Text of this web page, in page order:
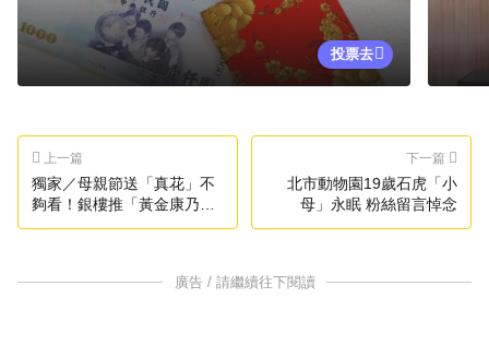
投票去
上一篇
獨家／母親節送「真花」不
夠看！銀樓推「黃金康乃
馨」
下一篇
北市動物園19歲石虎「小
母」永眠 粉絲留言悼念
廣告 / 請繼續往下閱讀